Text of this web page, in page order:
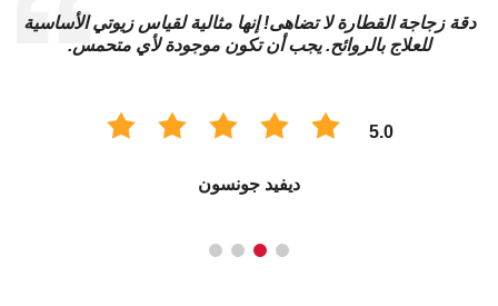
دقة زجاجة القطارة لا تضاهى! إنها مثالية لقياس زيوتي الأساسية
للعلاج بالروائح. يجب أن تكون موجودة لأي متحمس.
5.0
ديفيد جونسون